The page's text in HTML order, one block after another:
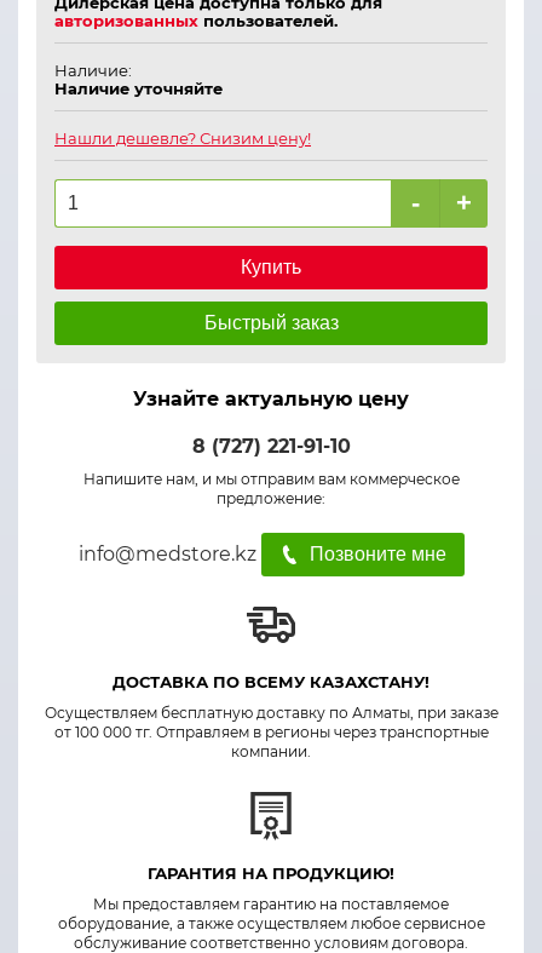
авторизованных пользователей.
Наличие:
Наличие уточняйте
Нашли дешевле? Снизим цену!
- +
Купить
Быстрый заказ
Узнайте актуальную цену
8 (727) 221-91-10
Напишите нам, и мы отправим вам коммерческое
предложение:
info@medstore.kz Позвоните мне
ДОСТАВКА ПО ВСЕМУ КАЗАХСТАНУ!
Осуществляем бесплатную доставку по Алматы, при заказе
от 100 000 тг. Отправляем в регионы через транспортные
компании.
ГАРАНТИЯ НА ПРОДУКЦИЮ!
Мы предоставляем гарантию на поставляемое
оборудование, а также осуществляем любое сервисное
обслуживание соответственно условиям договора.